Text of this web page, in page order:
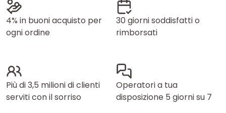
4% in buoni acquisto per
ogni ordine
30 giorni soddisfatti o
rimborsati
Più di 3,5 milioni di clienti
serviti con il sorriso
Operatori a tua
disposizione 5 giorni su 7